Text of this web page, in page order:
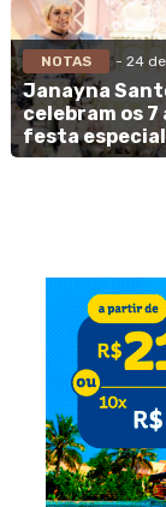
NOTAS - 24
Janayna
celebram os 7
festa especial